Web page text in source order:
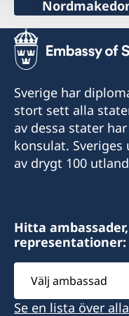
Sverige har
stort sett alla
av dessa stater
konsulat.
av drygt 100
Hitta
representationer:
ambassad
Se en lista över